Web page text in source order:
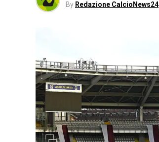
By Redazione CalcioNews24